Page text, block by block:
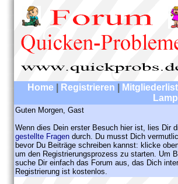
Home Registrieren
Guten Morgen, Gast
Wenn dies Dein erster Besuch hier ist, lies Dir
gestellte Fragen durch. Du musst Dich
bevor Du Beiträge schreiben kannst: klicke
um den Registrierungsprozess zu starten. Um
suche Dir einfach das Forum aus, das Dich
Registrierung ist kostenlos.